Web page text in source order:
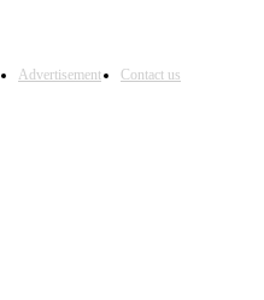
Advertisement Contact us